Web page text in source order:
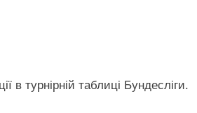
в турнірній таблиці Бундесліги.